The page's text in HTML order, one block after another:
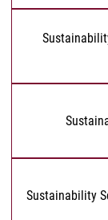
Sustainability